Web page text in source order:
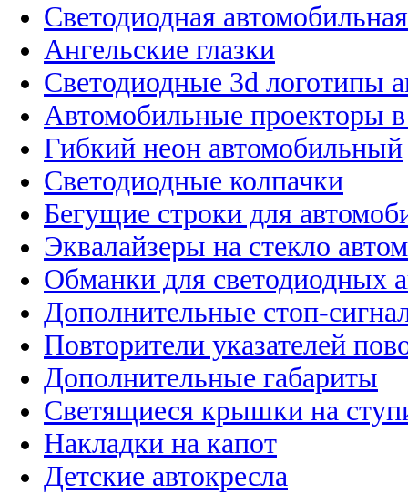
Светодиодная
Ангельские глазки
Светодиодные 3d логотипы
Автомобильные проекторы
Гибкий неон автомобильный
Светодиодные колпачки
Бегущие строки для
Эквалайзеры на стекло
Обманки для светодиодных
Дополнительные стоп-
Повторители указателей
Дополнительные габариты
Светящиеся крышки на
Накладки на капот
Детские автокресла